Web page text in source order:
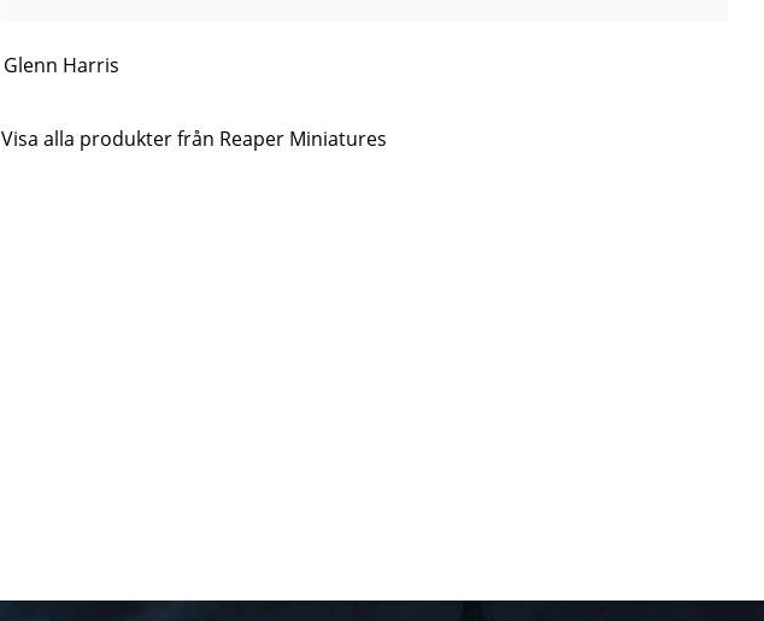
Glenn Harris
Visa alla produkter från Reaper Miniatures